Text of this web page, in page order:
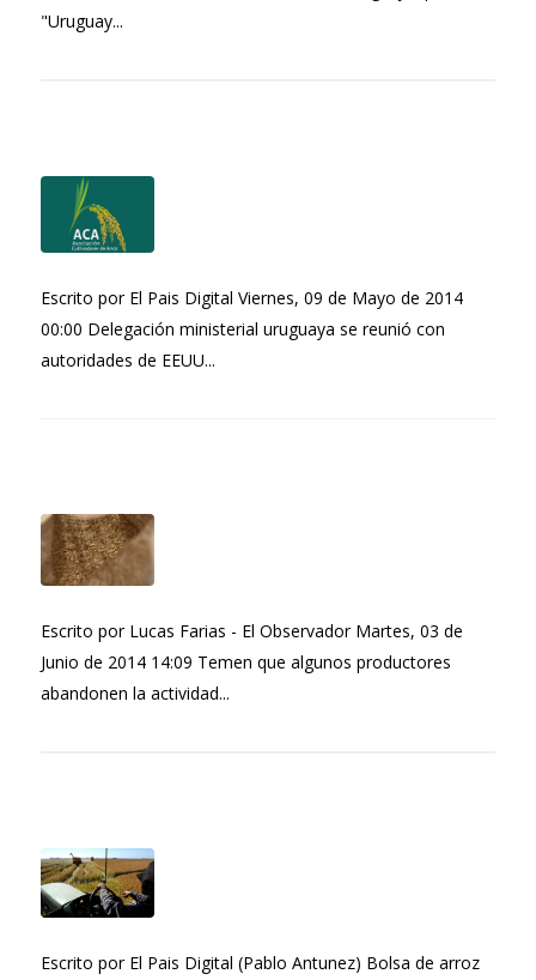
"Uruguay...
Escrito por El Pais Digital Viernes, 09 de Mayo de 2014
00:00 Delegación ministerial uruguaya se reunió con
autoridades de EEUU...
Escrito por Lucas Farias - El Observador Martes, 03 de
Junio de 2014 14:09 Temen que algunos productores
abandonen la actividad...
Escrito por El Pais Digital (Pablo Antunez) Bolsa de arroz